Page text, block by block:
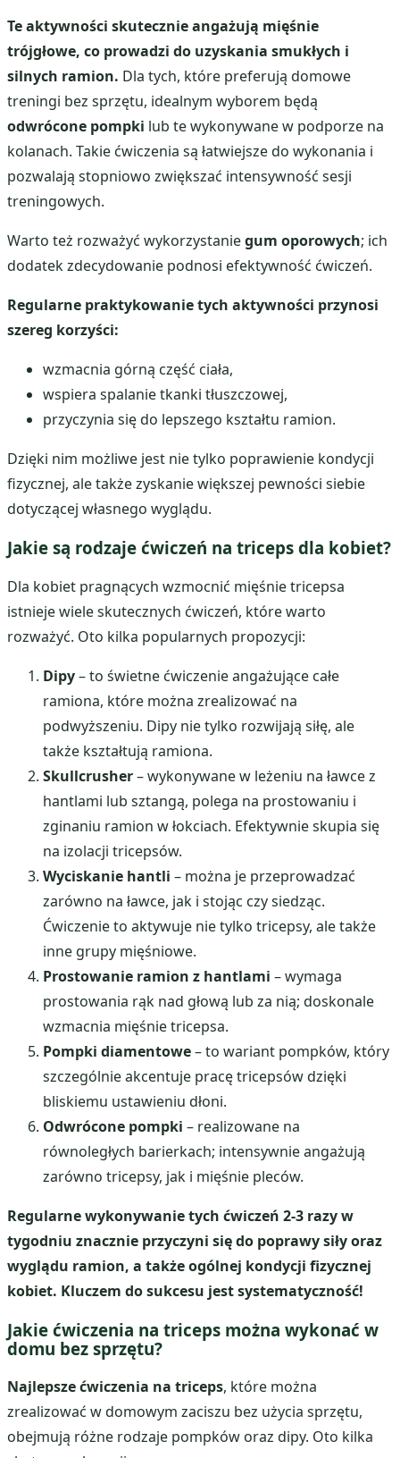
Te aktywności skutecznie angażują mięśnie
trójgłowe, co prowadzi do uzyskania smukłych i
silnych ramion. Dla tych, które preferują domowe
treningi bez sprzętu, idealnym wyborem będą
odwrócone pompki lub te wykonywane w podporze na
kolanach. Takie ćwiczenia są łatwiejsze do wykonania i
pozwalają stopniowo zwiększać intensywność sesji
treningowych.
Warto też rozważyć wykorzystaniegum oporowych; ich
dodatek zdecydowanie podnosi efektywność ćwiczeń.
Regularne praktykowanie tych aktywności przynosi
szereg korzyści:
wzmacnia górną część ciała,
wspiera spalanie tkanki tłuszczowej,
przyczynia się do lepszego kształtu ramion.
Dzięki nim możliwe jest nie tylko poprawienie kondycji
fizycznej, ale także zyskanie większej pewności siebie
dotyczącej własnego wyglądu.
Jakie są rodzaje ćwiczeń na triceps dla kobiet?
Dla kobiet pragnących wzmocnić mięśnie tricepsa
istnieje wiele skutecznych ćwiczeń, które warto
rozważyć. Oto kilka popularnych propozycji:
Dipy– to świetne ćwiczenie angażujące całe
ramiona, które można zrealizować na
podwyższeniu. Dipy nie tylko rozwijają siłę, ale
także kształtują ramiona.
Skullcrusher– wykonywane w leżeniu na ławce z
hantlami lub sztangą, polega na prostowaniu i
zginaniu ramion w łokciach. Efektywnie skupia się
na izolacji tricepsów.
Wyciskanie hantli – można je przeprowadzać
zarówno na ławce, jak i stojąc czy siedząc.
Ćwiczenie to aktywuje nie tylko tricepsy, ale także
inne grupy mięśniowe.
Prostowanie ramion z hantlami – wymaga
prostowania rąk nad głową lub za nią; doskonale
wzmacnia mięśnie tricepsa.
Pompki diamentowe– to wariant pompków, który
szczególnie akcentuje pracę tricepsów dzięki
bliskiemu ustawieniu dłoni.
Odwrócone pompki – realizowane na
równoległych barierkach; intensywnie angażują
zarówno tricepsy, jak i mięśnie pleców.
Regularne wykonywanie tych ćwiczeń 2-3 razy w
tygodniu znacznie przyczyni się do poprawy siły oraz
wyglądu ramion, a także ogólnej kondycji fizycznej
kobiet. Kluczem do sukcesu jest systematyczność!
Jakie ćwiczenia na triceps można wykonać w
domu bez sprzętu?
Najlepsze ćwiczenia na triceps, które można
zrealizować w domowym zaciszu bez użycia sprzętu,
obejmują różne rodzaje pompków oraz dipy. Oto kilka